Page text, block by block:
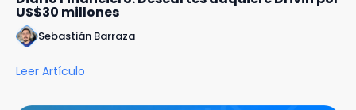
US$30 millones
Sebastián Barraza
Leer Artículo